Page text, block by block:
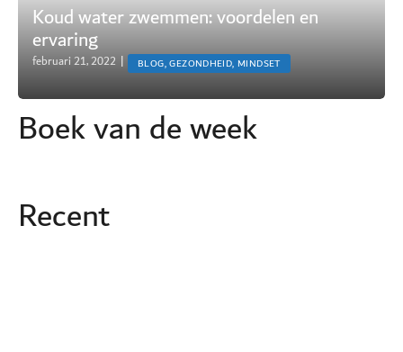
Koud water zwemmen: voordelen en
ervaring
februari 21, 2022 | BLOG, GEZONDHEID, MINDSET
Boek van de week
Recent